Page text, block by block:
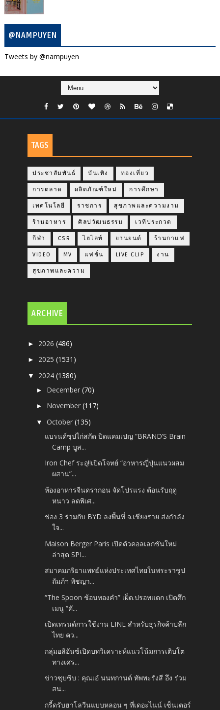
@NAMPUYEN
Tweets by @nampuyen
TAGS
ประชาสัมพันธ์ บันเทิง ท่องเที่ยว
การตลาด ผลิตภัณฑ์ใหม่ การศึกษา
เทคโนโลยี ราชการ สุขภาพและความงาม
ร้านอาหาร ศิลปวัฒนธรรม เวทีประกวด
กีฬา CSR ไฮไลท์ ยานยนต์ ร้านกาแฟ
VIDEO MV แฟชั่น LIVE CLIP งาน
สุขภาพและความ
ARCHIVE
► 2026(486)
► 2025(1531)
▼ 2024(1380)
► December(70)
► November(117)
▼October(135)
แบรนด์ซุปไก่สกัด ปิดแคมเปญ “BRAND’S Brain
Camp บูส...
Iron Chef ระอุ!!เปิดโจทย์ “อาหารญี่ปุ่นแนวผสม
ผสาน”...
ห้องอาหารจีนดรากอน จัดโปรแรง ต้อนรับฤดู
หนาว ลดพิเศ...
ช่อง 3 ร่วมกับ BYD ลงพื้นที่ จ.เชียงราย ส่งกำลัง
ใจ...
Maison Berger Paris เปิดตัวคอลเลกชันใหม่
ล่าสุด SPI...
สมาคมภริยาแพทย์แห่งประเทศไทยในพระราชูป
ถัมภ์ฯ พิชญา...
“The Spoon ช้อนทองคำ” เผ็ด.ปรอทแตก เปิดศึก
เมนู “คั...
เปิดเทรนด์การใช้งาน LINE สำหรับธุรกิจค้าปลีก
ไทย คว...
กลุ่มอลิอันซ์เปิดบทวิเคราะห์แนวโน้มการเติบโต
ทางเศร...
ข่าวซุบซิบ : คุณเอ๋ นนทกานต์ ทัพพะรังสี อึง ร่วม
สน...
กรี้ดรับฮาโลวีนแบบหลอน ๆ ที่เดอะไนน์ เซ็นเตอร์